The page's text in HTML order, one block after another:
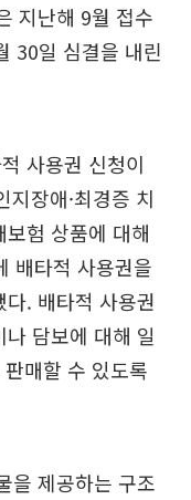
지난해 9월 접수
30일 심결을 내린
사용권 신청이
장애·최경증 치
험 상품에 대해
배타적 사용권을
. 배타적 사용권
담보에 대해 일
매할 수 있도록
을 제공하는 구조